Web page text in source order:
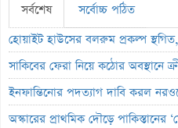
সর্বশেষ
সর্বোচ্চ পঠিত
হোয়াইট হাউসের বলরুম প্রকল্প স্থগিত,
সাকিবের ফেরা নিয়ে কঠোর অবস্থানে
ইনফান্তিনোর পদত্যাগ দাবি করল
অস্কারের প্রাথমিক দৌড়ে পাকিস্তানের